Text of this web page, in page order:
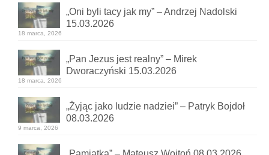
„Oni byli tacy jak my” – Andrzej Nadolski
15.03.2026
18 marca, 2026
„Pan Jezus jest realny” – Mirek
Dworaczyński 15.03.2026
18 marca, 2026
„Żyjąc jako ludzie nadziei” – Patryk Bojdoł
08.03.2026
9 marca, 2026